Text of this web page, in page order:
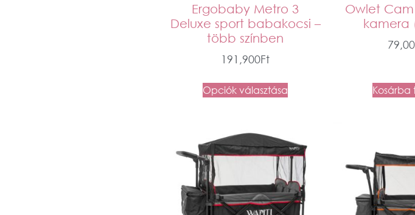
Ergobaby Metro 3
Deluxe sport babakocsi –
több színben
191,900Ft
Opciók választása
Owlet
kamera
Kosárba